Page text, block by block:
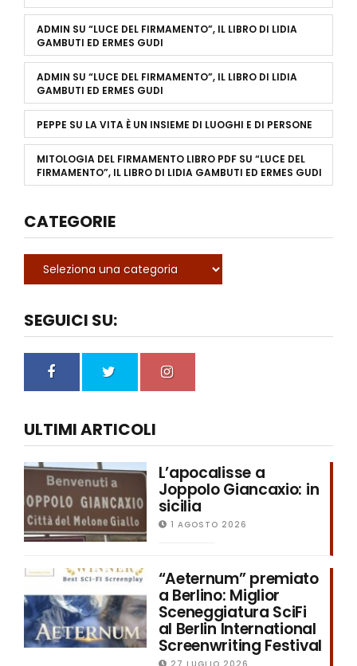
ADMIN SU “LUCE DEL FIRMAMENTO”, IL LIBRO DI LIDIA
GAMBUTI ED ERMES GUDI
ADMIN SU “LUCE DEL FIRMAMENTO”, IL LIBRO DI LIDIA
GAMBUTI ED ERMES GUDI
PEPPE SU LA VITA È UN INSIEME DI LUOGHI E DI PERSONE
MITOLOGIA DEL FIRMAMENTO LIBRO PDF SU “LUCE DEL
FIRMAMENTO”, IL LIBRO DI LIDIA GAMBUTI ED ERMES GUDI
CATEGORIE
SEGUICI SU:
ULTIMI ARTICOLI
L’apocalisse a
Joppolo Giancaxio: in
sicilia
1 AGOSTO 2026
“Aeternum” premiato
a Berlino: Miglior
Sceneggiatura SciFi
al Berlin International
Screenwriting Festival